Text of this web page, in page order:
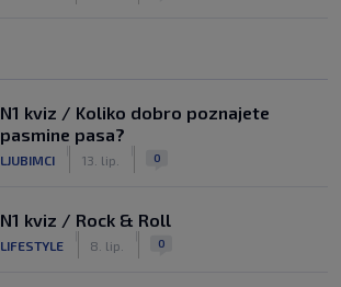
N1 kviz / Koliko dobro poznajete
pasmine pasa?
LJUBIMCI 13. lip. 0
N1 kviz / Rock & Roll
LIFESTYLE 8. lip. 0